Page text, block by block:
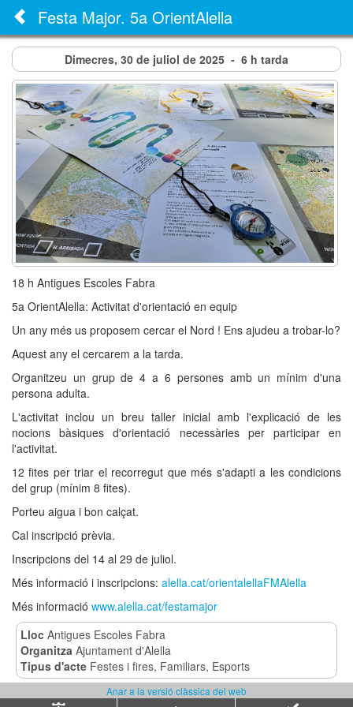
Festa Major. 5a OrientAlella
Dimecres, 30 de juliol de 2025 - 6 h tarda
18 h Antigues Escoles Fabra
5a OrientAlella: Activitat d'orientació en equip
Un any més us proposem cercar el Nord ! Ens ajudeu a trobar-lo?
Aquest any el cercarem a la tarda.
Organitzeu un grup de 4 a 6 persones amb un mínim d'una
persona adulta.
L'activitat inclou un breu taller inicial amb l'explicació de les
nocions bàsiques d'orientació necessàries per participar en
l'activitat.
12 fites per triar el recorregut que més s'adapti a les condicions
del grup (mínim 8 fites).
Porteu aigua i bon calçat.
Cal inscripció prèvia.
Inscripcions del 14 al 29 de juliol.
Més informació i inscripcions: alella.cat/orientalellaFMAlella
Més informació www.alella.cat/festamajor
Lloc Antigues Escoles Fabra
Organitza Ajuntament d'Alella
Tipus d'acte Festes i fires, Familiars, Esports
Anar a la versió clàssica del web